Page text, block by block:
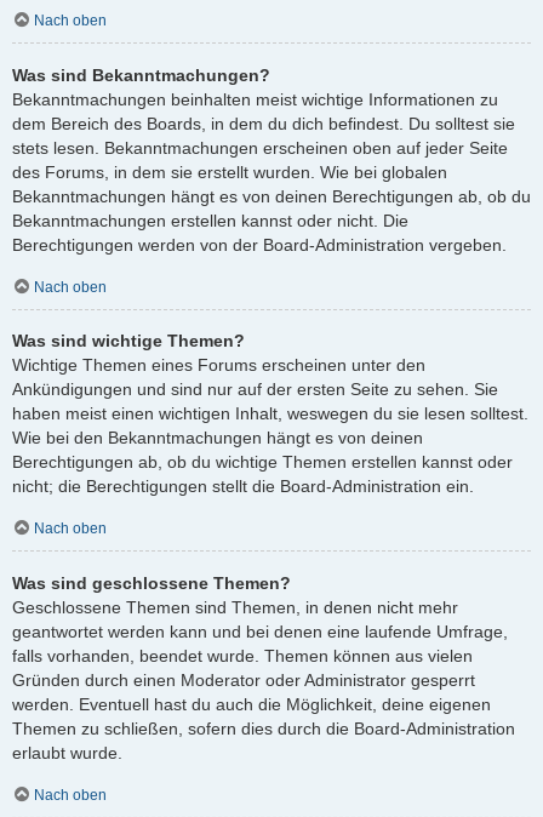
Nach oben
Was sind Bekanntmachungen?
Bekanntmachungen beinhalten meist wichtige Informationen zu
dem Bereich des Boards, in dem du dich befindest. Du solltest sie
stets lesen. Bekanntmachungen erscheinen oben auf jeder Seite
des Forums, in dem sie erstellt wurden. Wie bei globalen
Bekanntmachungen hängt es von deinen Berechtigungen ab, ob du
Bekanntmachungen erstellen kannst oder nicht. Die
Berechtigungen werden von der Board-Administration vergeben.
Nach oben
Was sind wichtige Themen?
Wichtige Themen eines Forums erscheinen unter den
Ankündigungen und sind nur auf der ersten Seite zu sehen. Sie
haben meist einen wichtigen Inhalt, weswegen du sie lesen solltest.
Wie bei den Bekanntmachungen hängt es von deinen
Berechtigungen ab, ob du wichtige Themen erstellen kannst oder
nicht; die Berechtigungen stellt die Board-Administration ein.
Nach oben
Was sind geschlossene Themen?
Geschlossene Themen sind Themen, in denen nicht mehr
geantwortet werden kann und bei denen eine laufende Umfrage,
falls vorhanden, beendet wurde. Themen können aus vielen
Gründen durch einen Moderator oder Administrator gesperrt
werden. Eventuell hast du auch die Möglichkeit, deine eigenen
Themen zu schließen, sofern dies durch die Board-Administration
erlaubt wurde.
Nach oben